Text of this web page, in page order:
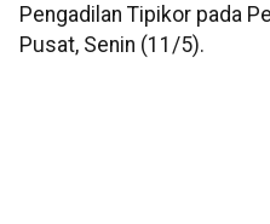
Pengadilan Tipikor pada
Pusat, Senin (11/5).